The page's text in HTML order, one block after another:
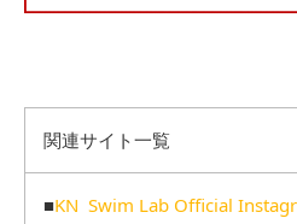
関連サイト一覧
■KN Swim Lab Official